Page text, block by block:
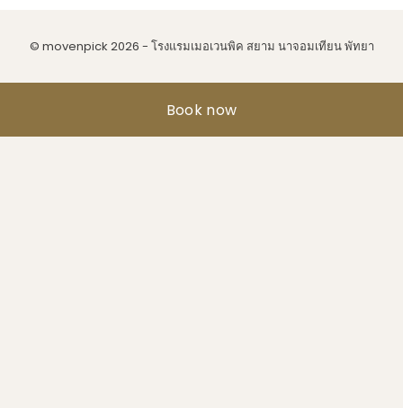
© movenpick 2026 - โรงแรมเมอเวนพิค สยาม นาจอมเทียน พัทยา
Book now